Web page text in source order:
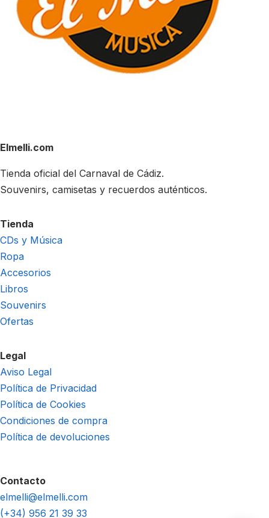
Elmelli.com
Tienda oficial del Carnaval de Cádiz.
Souvenirs, camisetas y recuerdos auténticos.
Tienda
CDs y Música
Ropa
Accesorios
Libros
Souvenirs
Ofertas
Legal
Aviso Legal
Política de Privacidad
Política de Cookies
Condiciones de compra
Política de devoluciones
Contacto
elmelli@elmelli.com
(+34) 956 21 39 33